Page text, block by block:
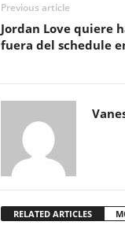
Previous article
Jordan Love quiere
fuera del schedule
RELATED ARTICLES